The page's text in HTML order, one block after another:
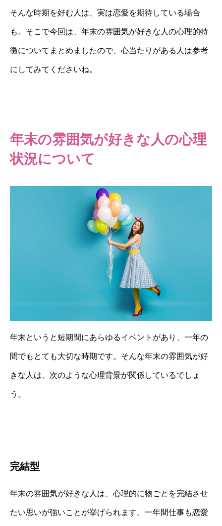
そんな時期を好む人は、実は恋愛を期待している場合
も。そこで今回は、年末の雰囲気が好きな人の心理的特
徴についてまとめましたので、心当たりがある人は参考
にしてみてくださいね。
年末の雰囲気が好きな人の心理
状況について
年末というと短期間にあらゆるイベントがあり、一年の
間でもとても大切な時期です。そんな年末の雰囲気が好
きな人は、次のような心理背景が関係しているでしょ
う。
完結型
年末の雰囲気が好きな人は、心理的に物ごとを完結させ
たい思いが強いことが挙げられます。一年間仕事も恋愛